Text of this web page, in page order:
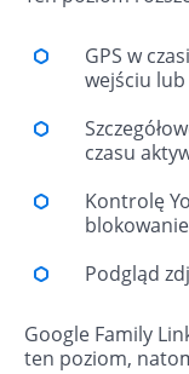
GPS w
wejściu
czasu
Kontrolę
Podgląd
Google Family
ten poziom,